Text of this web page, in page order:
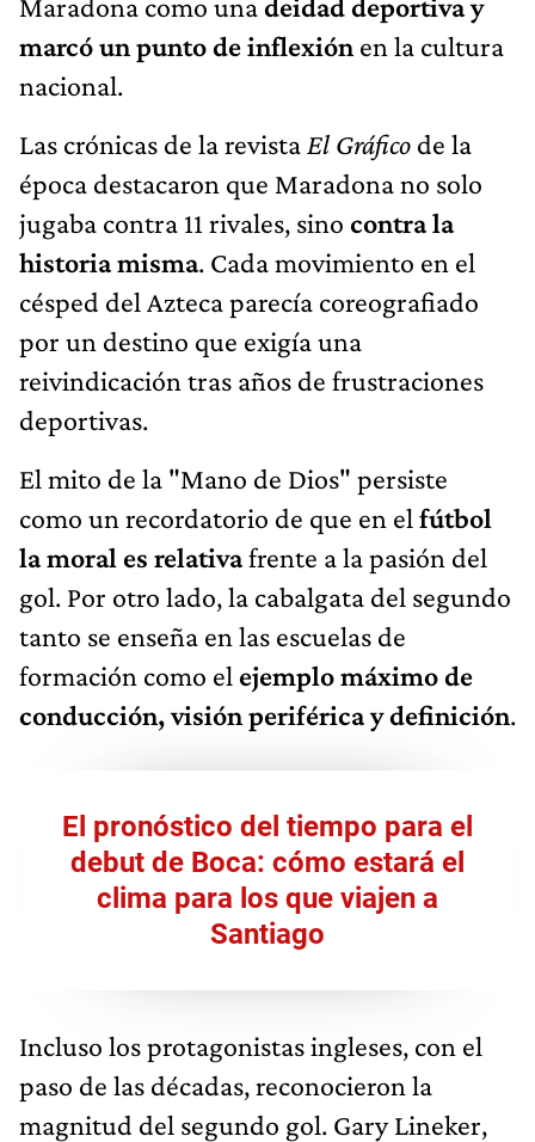
Maradona como unadeidad deportiva y
marcó un punto de inflexión en la cultura
nacional.
Las crónicas de la revista El Gráfico de la
época destacaron que Maradona no solo
jugaba contra 11 rivales, sino contra la
historia misma. Cada movimiento en el
césped del Azteca parecía coreografiado
por un destino que exigía una
reivindicación tras años de frustraciones
deportivas.
El mito de la "Mano de Dios" persiste
como un recordatorio de que en el fútbol
la moral es relativafrente a la pasión del
gol. Por otro lado, la cabalgata del segundo
tanto se enseña en las escuelas de
formación como el ejemplo máximo de
conducción, visión periférica y definición.
El pronóstico del tiempo para el
debut de Boca: cómo estará el
clima para los que viajen a
Santiago
Incluso los protagonistas ingleses, con el
paso de las décadas, reconocieron la
magnitud del segundo gol. Gary Lineker,